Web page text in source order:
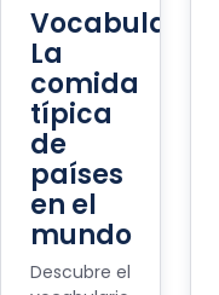
Vocabulario:
La
comida
típica
de
países
en el
mundo
Descubre el